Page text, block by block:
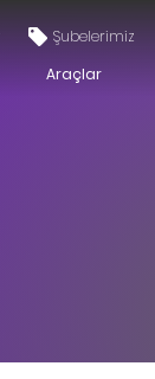
Şubelerimiz
Araçlar